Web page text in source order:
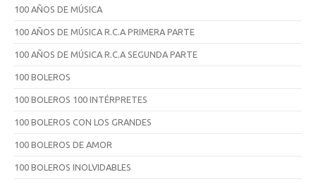
100 AÑOS DE MÚSICA
100 AÑOS DE MÚSICA R.C.A PRIMERA PARTE
100 AÑOS DE MÚSICA R.C.A SEGUNDA PARTE
100 BOLEROS
100 BOLEROS 100 INTÉRPRETES
100 BOLEROS CON LOS GRANDES
100 BOLEROS DE AMOR
100 BOLEROS INOLVIDABLES